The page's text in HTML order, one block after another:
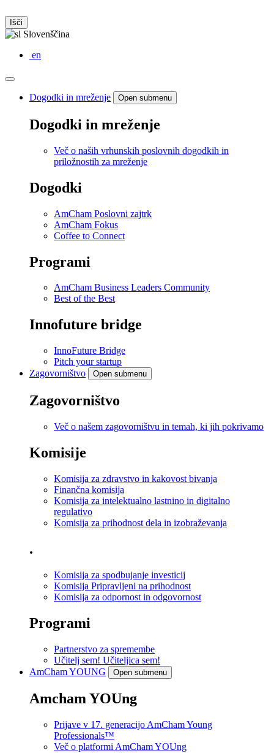
Išči
Slovenščina
en
Dogodki in mreženje Open submenu
Dogodki in mreženje
Več o naših vrhunskih poslovnih dogodkih in
priložnostih za mreženje
Dogodki
AmCham Poslovni zajtrk
AmCham Fokus
Coffee to Connect
Programi
AmCham Business Leaders Community
Best of the Best
Innofuture bridge
InnoFuture Bridge
Pitch your startup
Zagovorništvo
Open submenu
Zagovorništvo
Več o našem zagovorništvu in temah, ki jih pokrivamo
Komisije
Komisija za zdravstvo in kakovost bivanja
Finančna komisija
Komisija za intelektualno lastnino in digitalno
regulativo
Komisija za prihodnost dela in izobraževanja
.
Komisija za spodbujanje investicij
Komisija Pripravljeni na prihodnost
Komisija za odpornost in odgovornost
Programi
Partnerstvo za spremembe
Učitelj sem! Učiteljica sem!
AmChamYOUNG Open submenu
Amcham YOUng
Prijave v 17. generacijo AmCham Young
Professionals™
Več o platformi AmCham YOUng